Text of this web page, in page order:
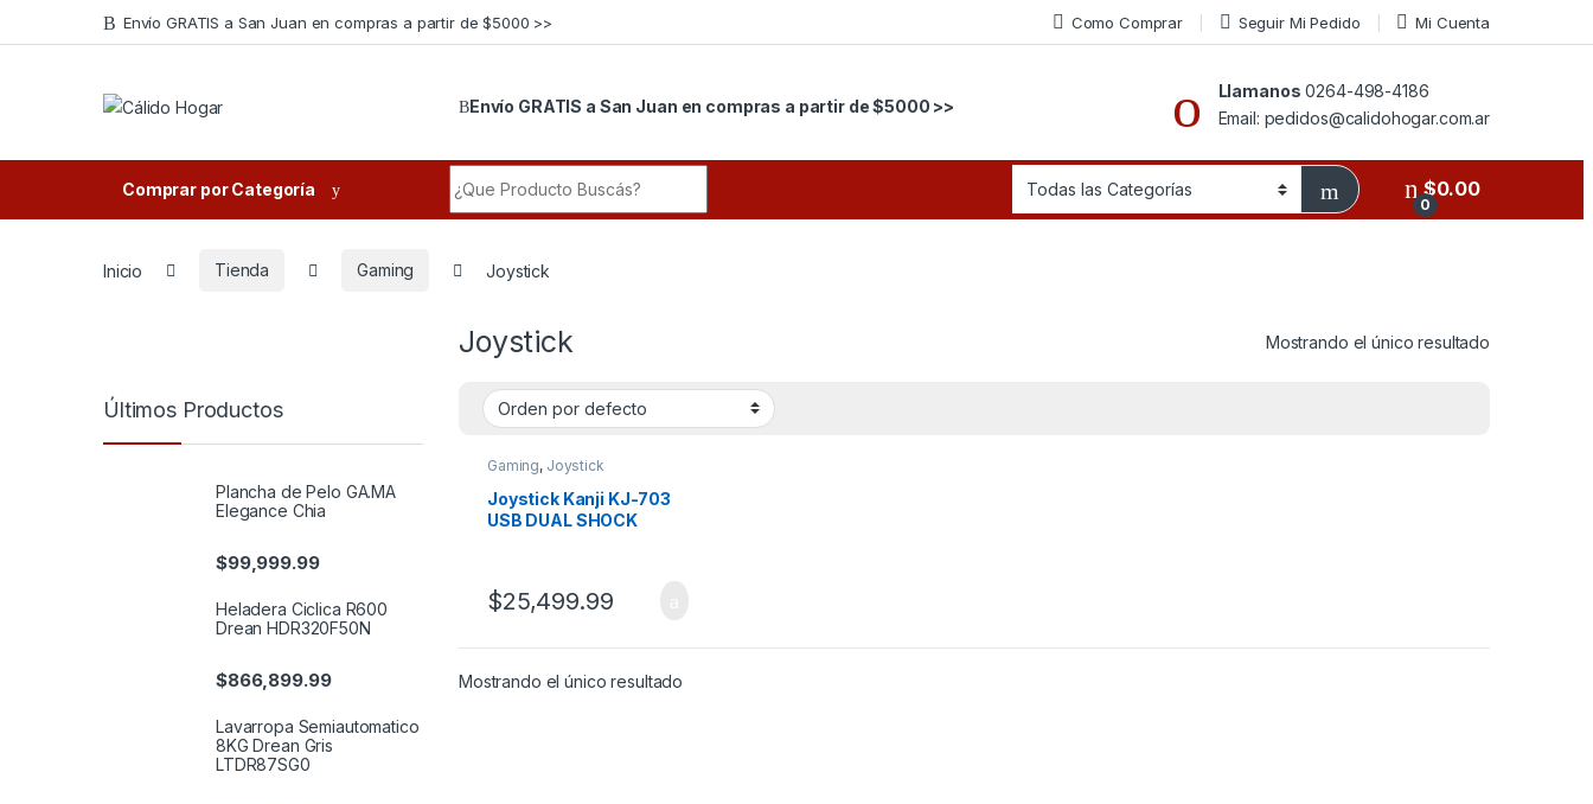
Skip to navigation
Skip to content Envío GRATIS a San Juan en compras a partir de $5000 >> Como Comprar Seguir Mi Pedido Mi Cuenta
Envío GRATIS a San Juan en compras a partir de $5000 >>
Llamanos 0264-498-4186
Email: pedidos@calidohogar.com.ar
Comprar por Categoría
0
$0.00
Inicio Tienda Gaming Joystick
Joystick Mostrando el único resultado
Gaming, Joystick
Joystick Kanji KJ-703
USB DUAL SHOCK
$25,499.99
Mostrando el único resultado
Últimos Productos
Plancha de Pelo GA.MA
Elegance Chia
$99,999.99
Heladera Ciclica R600
Drean HDR320F50N
$866,899.99
Lavarropa Semiautomatico
8KG Drean Gris
LTDR87SG0